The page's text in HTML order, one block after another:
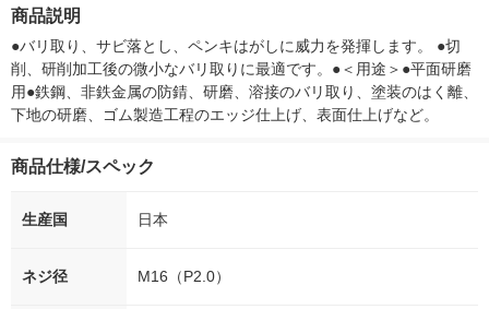
シ） オリジナル
商品説明
●バリ取り、サビ落とし、ペンキはがしに威力を発揮します。 ●切
削、研削加工後の微小なバリ取りに最適です。●＜用途＞●平面研磨
用●鉄鋼、非鉄金属の防錆、研磨、溶接のバリ取り、塗装のはく離、
下地の研磨、ゴム製造工程のエッジ仕上げ、表面仕上げなど。
商品仕様/スペック
生産国 日本
ネジ径 M16（P2.0）